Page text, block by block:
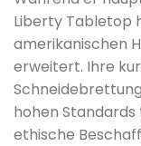
Liberty Tabletop
amerikanischen
erweitert. Ihre
hohen Standards
ethische